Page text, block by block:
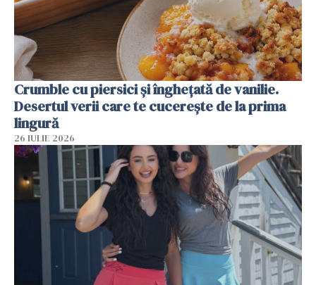
Crumble cu piersici și înghețată de vanilie.
Desertul verii care te cucerește de la prima
lingură
26 IULIE 2026